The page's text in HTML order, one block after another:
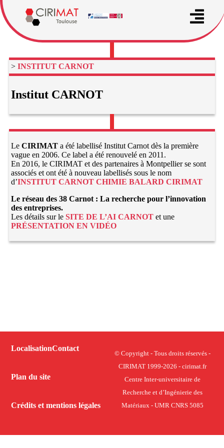
>INSTITUT CARNOT
Institut CARNOT
LeCIRIMATa été labellisé Institut Carnot dès la première
vague en 2006. Ce label a été renouvelé en 2011.
En 2016, le CIRIMAT et des partenaires à Montpellier se sont
associés et ont été à nouveau labellisés sous le nom
d’INSTITUT CARNOT CHIMIE BALARD CIRIMAT
Le réseau des 38 Carnot : La recherche pour l’innovation
des entreprises.
Les détails sur leSITE DE L’AI CARNOT et une
PRÉSENTATION EN VIDÉO
LocalisationContact
Plan du site
Crédits et mentions légales
© Copyright - Tous droits réservés -
CIRIMAT 1999-2026 - cirimat.fr
Centre Inter-universitaire de
Recherche et d’Ingénierie des
Matériaux - UMR CNRS 5085